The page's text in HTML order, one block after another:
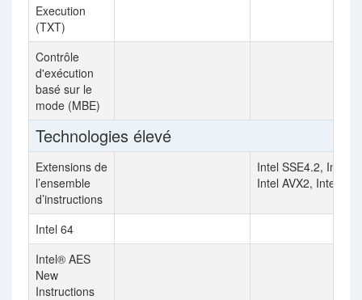
Execution
(TXT)
Contrôle
d'exécution
basé sur le
mode (MBE)
Technologies élevé
Extensions de
l’ensemble
d’instructions
Intel SSE4.2, Intel
Intel AVX2, Intel
Intel 64
Intel® AES
New
Instructions